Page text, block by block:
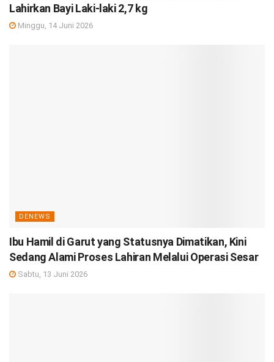
Lahirkan Bayi Laki-laki 2,7 kg
Minggu, 14 Juni 2026
DENEWS
Ibu Hamil di Garut yang Statusnya Dimatikan, Kini
Sedang Alami Proses Lahiran Melalui Operasi Sesar
Sabtu, 13 Juni 2026